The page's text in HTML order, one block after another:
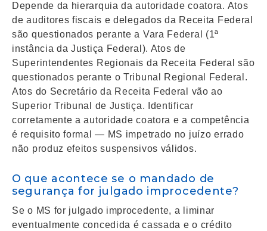
Depende da hierarquia da autoridade coatora. Atos
de auditores fiscais e delegados da Receita Federal
são questionados perante a Vara Federal (1ª
instância da Justiça Federal). Atos de
Superintendentes Regionais da Receita Federal são
questionados perante o Tribunal Regional Federal.
Atos do Secretário da Receita Federal vão ao
Superior Tribunal de Justiça. Identificar
corretamente a autoridade coatora e a competência
é requisito formal — MS impetrado no juízo errado
não produz efeitos suspensivos válidos.
O que acontece se o mandado de
segurança for julgado improcedente?
Se o MS for julgado improcedente, a liminar
eventualmente concedida é cassada e o crédito